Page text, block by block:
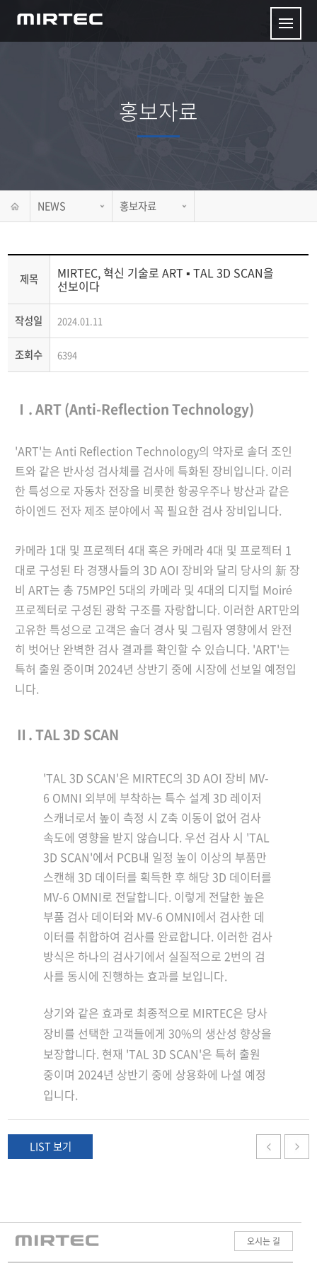
홍보자료
NEWS 홍보자료
제목 MIRTEC, 혁신 기술로 ART ▪ TAL 3D SCAN을
선보이다
작성일 2024.01.11
조회수 6394
Ⅰ. ART (Anti-Reflection Technology)
'ART'는 Anti Reflection Technology의 약자로 솔더 조인
트와 같은 반사성 검사체를 검사에 특화된 장비입니다. 이러
한 특성으로 자동차 전장을 비롯한 항공우주나 방산과 같은
하이엔드 전자 제조 분야에서 꼭 필요한 검사 장비입니다.
카메라 1대 및 프로젝터 4대 혹은 카메라 4대 및 프로젝터 1
대로 구성된 타 경쟁사들의 3D AOI 장비와 달리 당사의 新 장
비 ART는 총 75MP인 5대의 카메라 및 4대의 디지털 Moiré
프로젝터로 구성된 광학 구조를 자랑합니다. 이러한 ART만의
고유한 특성으로 고객은 솔더 경사 및 그림자 영향에서 완전
히 벗어난 완벽한 검사 결과를 확인할 수 있습니다. 'ART'는
특허 출원 중이며 2024년 상반기 중에 시장에 선보일 예정입
니다.
Ⅱ. TAL 3D SCAN
'TAL 3D SCAN'은 MIRTEC의 3D AOI 장비 MV-
6 OMNI 외부에 부착하는 특수 설계 3D 레이저
스캐너로서 높이 측정 시 Z축 이동이 없어 검사
속도에 영향을 받지 않습니다. 우선 검사 시 'TAL
3D SCAN'에서 PCB내 일정 높이 이상의 부품만
스캔해 3D 데이터를 획득한 후 해당 3D 데이터를
MV-6 OMNI로 전달합니다. 이렇게 전달한 높은
부품 검사 데이터와 MV-6 OMNI에서 검사한 데
이터를 취합하여 검사를 완료합니다. 이러한 검사
방식은 하나의 검사기에서 실질적으로 2번의 검
사를 동시에 진행하는 효과를 보입니다.
​상기와 같은 효과로 최종적으로 MIRTEC은 당사
장비를 선택한 고객들에게 30%의 생산성 향상을
보장합니다. 현재 'TAL 3D SCAN'은 특허 출원
중이며 2024년 상반기 중에 상용화에 나설 예정
입니다.
LIST 보기
오시는 길